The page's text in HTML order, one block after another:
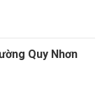
Quy Nhơn